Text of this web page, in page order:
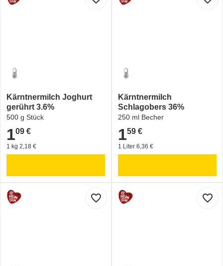
Kärntnermilch Joghurt
gerührt 3.6%
500 g Stück
1,09 €
109 €
1 kg 2,18 €
Kärntnermilch
Schlagobers 36%
250 ml Becher
1,59 €
159 €
1 Liter 6,36 €
favorite_border favorite_border